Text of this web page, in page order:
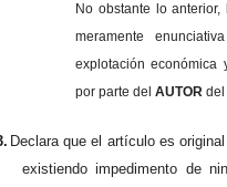
No obstante lo
meramente
explotación económica
por parte del AUTORdel
Declara que el artículo es
existiendo impedimento de